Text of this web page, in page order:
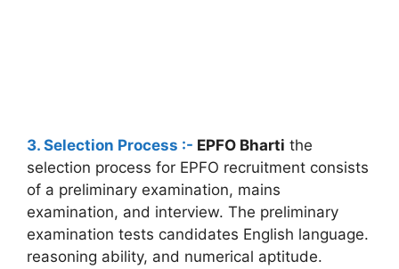
3. Selection Process :- EPFO Bharti the
selection process for EPFO recruitment consists
of a preliminary examination, mains
examination, and interview. The preliminary
examination tests candidates English language.
reasoning ability, and numerical aptitude.